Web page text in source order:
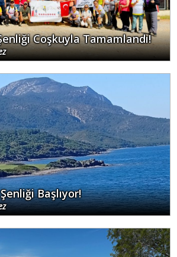
Coşkuyla Tamamlandı!
Başlıyor!